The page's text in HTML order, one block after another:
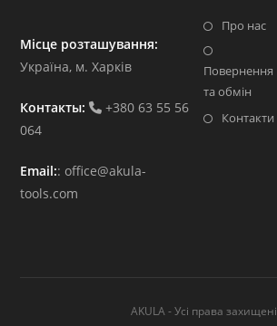
Місце розташування:
Україна, м. Харків
Контакты:
+380 63 55 56
064
Email::office@akula-
tools.com
Про нас
Повернення
та обмін
Контакти
AKULA - Усі права захищені